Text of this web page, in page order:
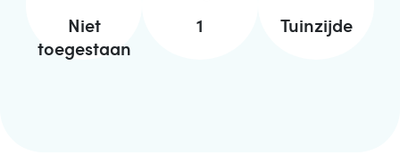
Niet
toegestaan
1 Tuinzijde